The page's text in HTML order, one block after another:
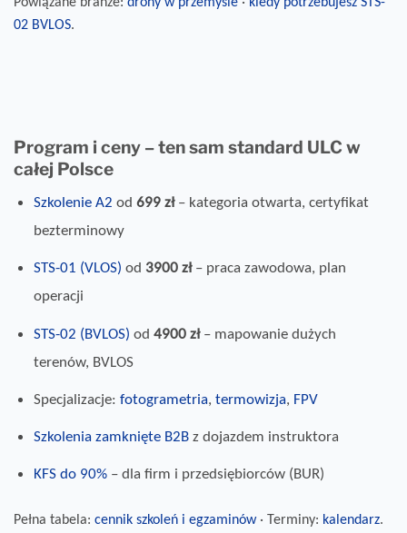
02 BVLOS.
Program i ceny – ten sam standard ULC w
całej Polsce
Szkolenie A2 od699 zł– kategoria otwarta, certyfikat
bezterminowy
STS-01 (VLOS) od 3900 zł– praca zawodowa, plan
operacji
STS-02 (BVLOS) od4900 zł– mapowanie dużych
terenów, BVLOS
Specjalizacje:fotogrametria,termowizja, FPV
Szkolenia zamknięte B2Bz dojazdem instruktora
KFS do 90% – dla firm i przedsiębiorców (BUR)
Pełna tabela: cennik szkoleń i egzaminów· Terminy: kalendarz.